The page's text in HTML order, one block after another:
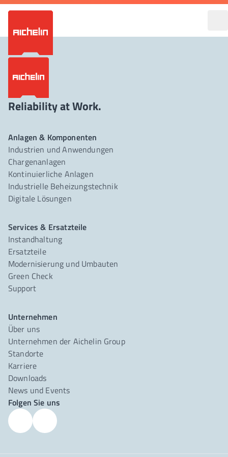
Reliability at Work.
Anlagen & Komponenten
Industrien und Anwendungen
Chargenanlagen
Kontinuierliche Anlagen
Industrielle Beheizungstechnik
Digitale Lösungen
Services & Ersatzteile
Instandhaltung
Ersatzteile
Modernisierung und Umbauten
Green Check
Support
Unternehmen
Über uns
Unternehmen der Aichelin Group
Standorte
Karriere
Downloads
News und Events
Folgen Sie uns